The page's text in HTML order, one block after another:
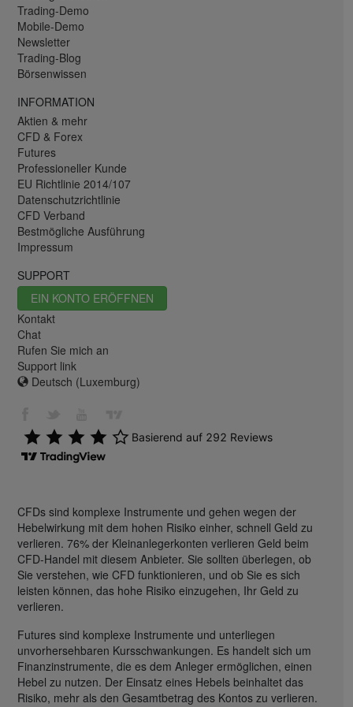
Trading-Demo
Mobile-Demo
Newsletter
Trading-Blog
Börsenwissen
INFORMATION
Aktien & mehr
CFD & Forex
Futures
Professioneller Kunde
EU Richtlinie 2014/107
Datenschutzrichtlinie
CFD Verband
Bestmögliche Ausführung
Impressum
SUPPORT
EIN KONTO ERÖFFNEN
Kontakt
Chat
Rufen Sie mich an
Support link
Deutsch (Luxemburg)
CFDs sind komplexe Instrumente und gehen wegen der
Hebelwirkung mit dem hohen Risiko einher, schnell Geld zu
verlieren. 76% der Kleinanlegerkonten verlieren Geld beim
CFD-Handel mit diesem Anbieter. Sie sollten überlegen, ob
Sie verstehen, wie CFD funktionieren, und ob Sie es sich
leisten können, das hohe Risiko einzugehen, Ihr Geld zu
verlieren.
Futures sind komplexe Instrumente und unterliegen
unvorhersehbaren Kursschwankungen. Es handelt sich um
Finanzinstrumente, die es dem Anleger ermöglichen, einen
Hebel zu nutzen. Der Einsatz eines Hebels beinhaltet das
Risiko, mehr als den Gesamtbetrag des Kontos zu verlieren.